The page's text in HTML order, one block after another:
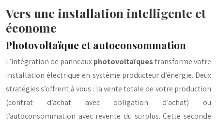
Vers une installation intelligente et
économe
Photovoltaïque et autoconsommation
L’intégration de panneauxphotovoltaïquestransforme votre
installation électrique en système producteur d’énergie. Deux
stratégies s’offrent à vous : la vente totale de votre production
(contrat d’achat avec obligation d’achat) ou
l’autoconsommation avec revente du surplus. Cette seconde